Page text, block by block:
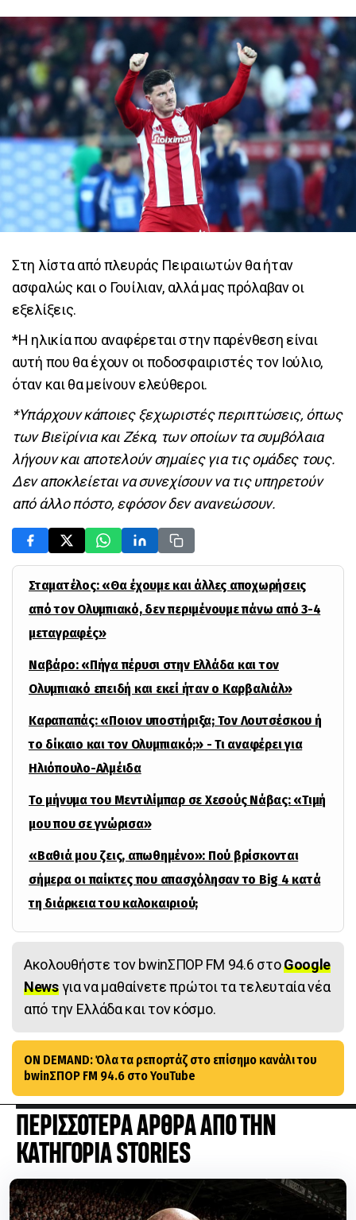
Στη λίστα από πλευράς Πειραιωτών θα ήταν
ασφαλώς και ο Γουίλιαν, αλλά μας πρόλαβαν οι
εξελίξεις.
*Η ηλικία που αναφέρεται στην παρένθεση είναι
αυτή που θα έχουν οι ποδοσφαιριστές τον Ιούλιο,
όταν και θα μείνουν ελεύθεροι.
*Υπάρχουν κάποιες ξεχωριστές περιπτώσεις, όπως
των Βιεϊρίνια και Ζέκα, των οποίων τα συμβόλαια
λήγουν και αποτελούν σημαίες για τις ομάδες τους.
Δεν αποκλείεται να συνεχίσουν να τις υπηρετούν
από άλλο πόστο, εφόσον δεν ανανεώσουν.
Σταματέλος: «Θα έχουμε και άλλες αποχωρήσεις
από τον Ολυμπιακό, δεν περιμένουμε πάνω από 3-4
μεταγραφές»
Ναβάρο: «Πήγα πέρυσι στην Ελλάδα και τον
Ολυμπιακό επειδή και εκεί ήταν ο Καρβαλιάλ»
Καραπαπάς: «Ποιον υποστήριξα; Τον Λουτσέσκου ή
το δίκαιο και τον Ολυμπιακό;» - Τι αναφέρει για
Ηλιόπουλο-Αλμέιδα
Το μήνυμα του Μεντιλίμπαρ σε Χεσούς Νάβας: «Τιμή
μου που σε γνώρισα»
«Βαθιά μου ζεις, απωθημένο»: Πού βρίσκονται
σήμερα οι παίκτες που απασχόλησαν το Big 4 κατά
τη διάρκεια του καλοκαιριού;
Ακολουθήστε τον bwinΣΠΟΡ FM 94.6 στοGoogle
Newsγια να μαθαίνετε πρώτοι τα τελευταία νέα
από την Ελλάδα και τον κόσμο.
ON DEMAND: Όλα τα ρεπορτάζ στο επίσημο κανάλι του
bwinΣΠΟΡ FM 94.6 στο YouTube
ΠΕΡΙΣΣΟΤΕΡΑ ΑΡΘΡΑ ΑΠΟ ΤΗΝ
ΚΑΤΗΓΟΡΙΑ STORIES